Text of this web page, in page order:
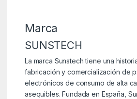
Marca
SUNSTECH
La marca Sunstech tiene una
fabricación y comercialización de
electrónicos de consumo de alta
asequibles. Fundada en España,